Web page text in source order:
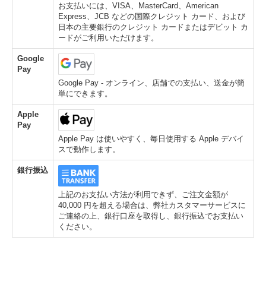
お支払いには、VISA、MasterCard、American
Express、JCB などの国際クレジット カード、および
日本の主要銀行のクレジット カードまたはデビット カ
ードがご利用いただけます。
Google
Pay
Google Pay - オンライン、店舗での支払い、送金が簡
単にできます。
Apple
Pay
Apple Pay は使いやすく、毎日使用する Apple デバイ
スで動作します。
銀行振込
上記のお支払い方法が利用できず、ご注文金額が
40,000 円を超える場合は、弊社カスタマーサービスに
ご連絡の上、銀行口座を取得し、銀行振込でお支払い
ください。